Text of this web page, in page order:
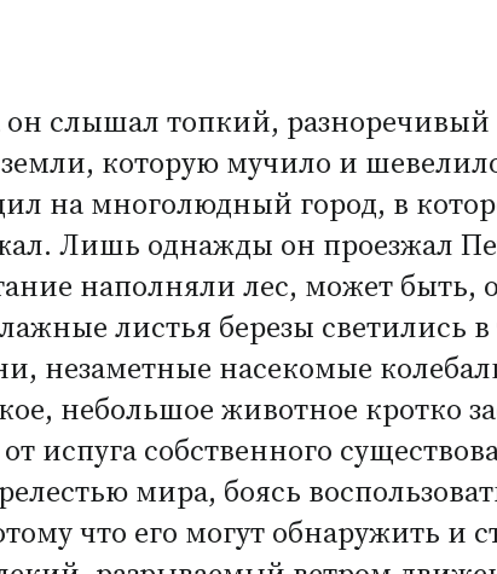
он слышал топкий,
которую мучило и
на многолюдный город, в
Лишь однажды он проезжал
наполняли лес, может быть,
листья березы светились
незаметные насекомые
небольшое животное кротко
испуга собственного
мира, боясь
что его могут обнаружить и